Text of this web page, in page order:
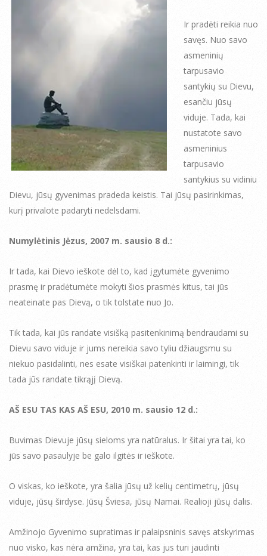
Ir pradėti reikia nuo
savęs. Nuo savo
asmeninių
tarpusavio
santykių su Dievu,
esančiu jūsų
viduje. Tada, kai
nustatote savo
asmeninius
tarpusavio
santykius su vidiniu
Dievu, jūsų gyvenimas pradeda keistis. Tai jūsų pasirinkimas,
kurį privalote padaryti nedelsdami.
Numylėtinis Jėzus, 2007 m. sausio 8 d.:
Ir tada, kai Dievo ieškote dėl to, kad įgytumėte gyvenimo
prasmę ir pradėtumėte mokyti šios prasmės kitus, tai jūs
neateinate pas Dievą, o tik tolstate nuo Jo.
Tik tada, kai jūs randate visišką pasitenkinimą bendraudami su
Dievu savo viduje ir jums nereikia savo tyliu džiaugsmu su
niekuo pasidalinti, nes esate visiškai patenkinti ir laimingi, tik
tada jūs randate tikrąjį Dievą.
AŠ ESU TAS KAS AŠ ESU, 2010 m. sausio 12 d.:
Buvimas Dievuje jūsų sieloms yra natūralus. Ir šitai yra tai, ko
jūs savo pasaulyje be galo ilgitės ir ieškote.
O viskas, ko ieškote, yra šalia jūsų už kelių centimetrų, jūsų
viduje, jūsų širdyse. Jūsų Šviesa, jūsų Namai. Realioji jūsų dalis.
Amžinojo Gyvenimo supratimas ir palaipsninis savęs atskyrimas
nuo visko, kas nėra amžina, yra tai, kas jus turi jaudinti